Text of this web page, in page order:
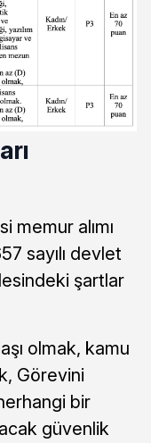
memur alımı
sayılı devlet
şartlar
olmak, kamu
Görevini
bir
güvenlik